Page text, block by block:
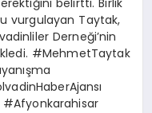
belirtti. Birlik
vurgulayan Taytak,
Derneği’nin
#MehmetTaytak
#Afyonkarahisar